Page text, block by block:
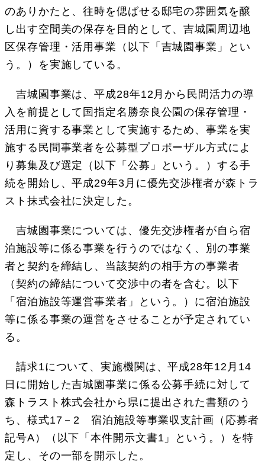
のありかたと、往時を偲ばせる邸宅の雰囲気を醸
し出す空間美の保存を目的として、吉城園周辺地
区保存管理・活用事業（以下「吉城園事業」とい
う。）を実施している。
吉城園事業は、平成28年12月から民間活力の導
入を前提として国指定名勝奈良公園の保存管理・
活用に資する事業として実施するため、事業を実
施する民間事業者を公募型プロポーザル方式によ
り募集及び選定（以下「公募」という。）する手
続を開始し、平成29年3月に優先交渉権者が森トラ
スト抹式会社に決定した。
吉城園事業については、優先交渉権者が自ら宿
泊施設等に係る事業を行うのではなく、別の事業
者と契約を締結し、当該契約の相手方の事業者
（契約の締結について交渉中の者を含む。以下
「宿泊施設等運営事業者」という。）に宿泊施設
等に係る事業の運営をさせることが予定されてい
る。
請求1について、実施機関は、平成28年12月14
日に開始した吉城園事業に係る公募手続に対して
森トラスト株式会社から県に提出された書類のう
ち、様式17－2 宿泊施設等事業収支計画（応募者
記号A）（以下「本件開示文書1」という。）を特
定し、その一部を開示した。